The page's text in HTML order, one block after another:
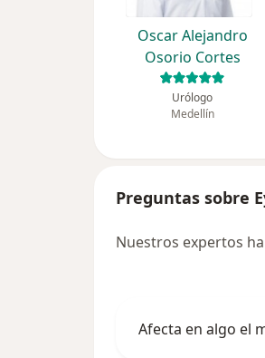
Oscar Alejandro
Osorio Cortes
Urólogo
Medellín
Preguntas sobre
Nuestros expertos
Afecta en algo el